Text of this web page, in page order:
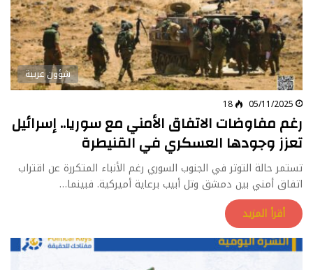
شؤون عربية
05/11/2025
18
رغم مفاوضات الاتفاق الأمني مع سوريا.. إسرائيل
تعزز وجودها العسكري في القنيطرة
تستمر حالة التوتر في الجنوب السوري رغم الأنباء المتكررة عن اقتراب
اتفاق أمني بين دمشق وتل أبيب برعاية أميركية. فبينما…
أقرأ المزيد